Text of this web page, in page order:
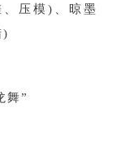
压模)、晾墨
)
舞”